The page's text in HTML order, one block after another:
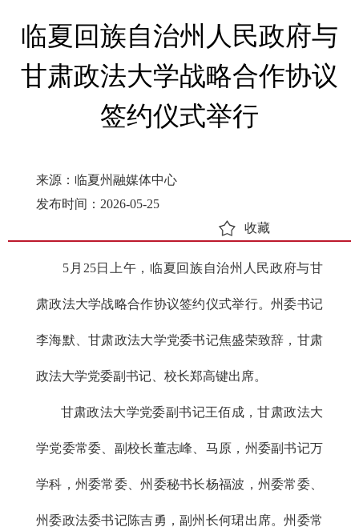
临夏回族自治州人民政府与
甘肃政法大学战略合作协议
签约仪式举行
来源：临夏州融媒体中心
发布时间：2026-05-25
收藏
5月25日上午，临夏回族自治州人民政府与甘
肃政法大学战略合作协议签约仪式举行。州委书记
李海默、甘肃政法大学党委书记焦盛荣致辞，甘肃
政法大学党委副书记、校长郑高键出席。
甘肃政法大学党委副书记王佰成，甘肃政法大
学党委常委、副校长董志峰、马原，州委副书记万
学科，州委常委、州委秘书长杨福波，州委常委、
州委政法委书记陈吉勇，副州长何珺出席。州委常